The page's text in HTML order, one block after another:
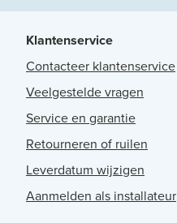
Klantenservice
Contacteer klantenservice
Veelgestelde vragen
Service en garantie
Retourneren of ruilen
Leverdatum wijzigen
Aanmelden als installateur